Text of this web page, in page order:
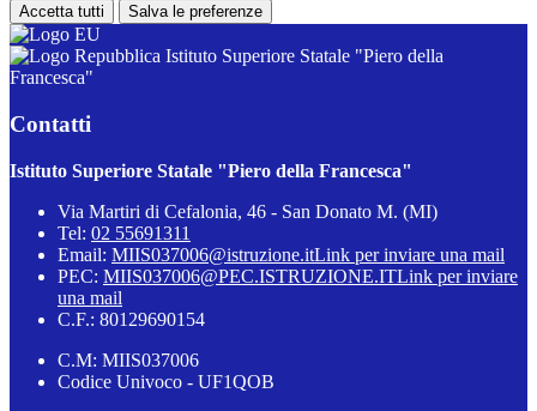
Accetta tutti Salva le preferenze
Istituto Superiore Statale "Piero della
Francesca"
Contatti
Istituto Superiore Statale "Piero della Francesca"
Via Martiri di Cefalonia, 46 - San Donato M. (MI)
Tel: 02 55691311
Email: MIIS037006@istruzione.itLink per inviare una mail
PEC: MIIS037006@PEC.ISTRUZIONE.ITLink per inviare
una mail
C.F.: 80129690154
C.M: MIIS037006
Codice Univoco - UF1QOB